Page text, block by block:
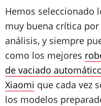
Hemos seleccionado
muy buena crítica
análisis, y siempre
como los mejores
de vaciado
Xiaomi que cada vez
los modelos